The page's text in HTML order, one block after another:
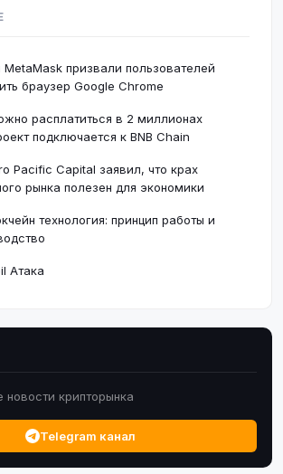
MetaMask призвали пользователей
браузер Google Chrome
расплатиться в 2 миллионах
подключается к BNB Chain
Pacific Capital заявил, что крах
рынка полезен для экономики
технология: принцип работы и
Атака
крипторынка
Telegram канал